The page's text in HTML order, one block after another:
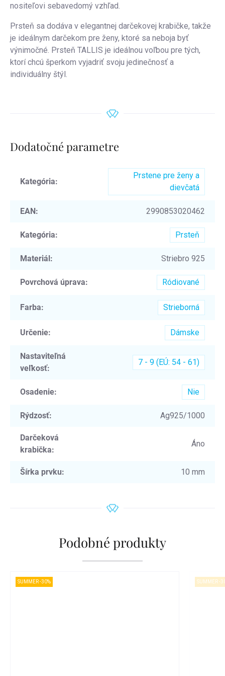
nositeľovi sebavedomý vzhľad.
Prsteň sa dodáva v elegantnej darčekovej krabičke, takže
je ideálnym darčekom pre ženy, ktoré sa neboja byť
výnimočné. Prsteň TALLIS je ideálnou voľbou pre tých,
ktorí chcú šperkom vyjadriť svoju jedinečnosť a
individuálny štýl.
Dodatočné parametre
Kategória:
Prstene pre ženy a
dievčatá
EAN : 2990853020462
Kategória: Prsteň
Materiál : Striebro 925
Povrchová úprava: Ródiované
Farba: Strieborná
Určenie: Dámske
Nastaviteľná
veľkosť:
7 - 9 (EÚ: 54 - 61)
Osadenie: Nie
Rýdzosť: Ag925/1000
Darčeková
krabička:
Áno
Šírka prvku: 10 mm
Podobné produkty
SUMMER -30% SUMMER -